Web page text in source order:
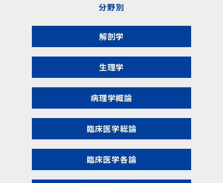
分野別
解剖学
生理学
病理学概論
臨床医学総論
臨床医学各論